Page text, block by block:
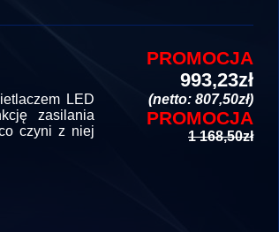
LED
zasilania
czyni z niej
PROMOCJA
993,23zł
(netto: 807,50zł)
PROMOCJA
1 168,50zł